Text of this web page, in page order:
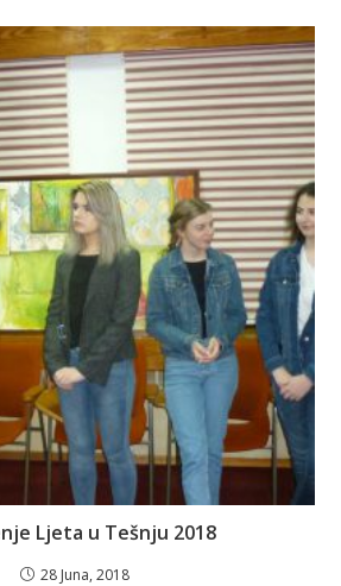
Ljeta u Tešnju 2018
28 Juna, 2018